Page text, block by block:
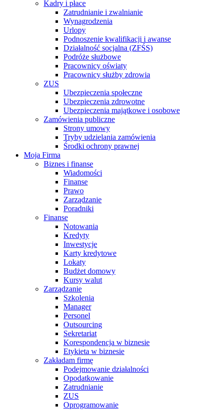
Kadry i płace
Zatrudnianie i zwalnianie
Wynagrodzenia
Urlopy
Podnoszenie kwalifikacji i awanse
Działalność socjalna (ZFŚS)
Podróże służbowe
Pracownicy oświaty
Pracownicy służby zdrowia
ZUS
Ubezpieczenia społeczne
Ubezpieczenia zdrowotne
Ubezpieczenia majątkowe i osobowe
Zamówienia publiczne
Strony umowy
Tryby udzielania zamówienia
Środki ochrony prawnej
Moja Firma
Biznes i finanse
Wiadomości
Finanse
Prawo
Zarządzanie
Poradniki
Finanse
Notowania
Kredyty
Inwestycje
Karty kredytowe
Lokaty
Budżet domowy
Kursy walut
Zarządzanie
Szkolenia
Manager
Personel
Outsourcing
Sekretariat
Korespondencja w biznesie
Etykieta w biznesie
Zakładam firmę
Podejmowanie działalności
Opodatkowanie
Zatrudnianie
ZUS
Oprogramowanie